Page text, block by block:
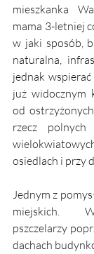
mieszkanka
mama 3-letniej
w jaki sposób,
naturalna,
jednak wspierać
już widocznym
od
rzecz polnych
osiedlach i przy
Jednym z
miejskich.
pszczelarzy
dachach